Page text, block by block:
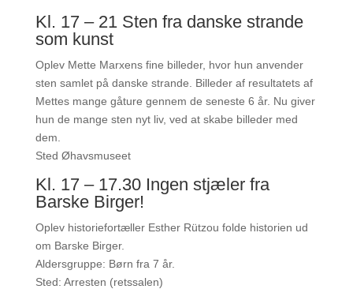
Kl. 17 – 21 Sten fra danske strande
som kunst
Oplev Mette Marxens fine billeder, hvor hun anvender
sten samlet på danske strande. Billeder af resultatets af
Mettes mange gåture gennem de seneste 6 år. Nu giver
hun de mange sten nyt liv, ved at skabe billeder med
dem.
Sted Øhavsmuseet
Kl. 17 – 17.30 Ingen stjæler fra
Barske Birger!
Oplev historiefortæller Esther Rützou folde historien ud
om Barske Birger.
Aldersgruppe: Børn fra 7 år.
Sted: Arresten (retssalen)